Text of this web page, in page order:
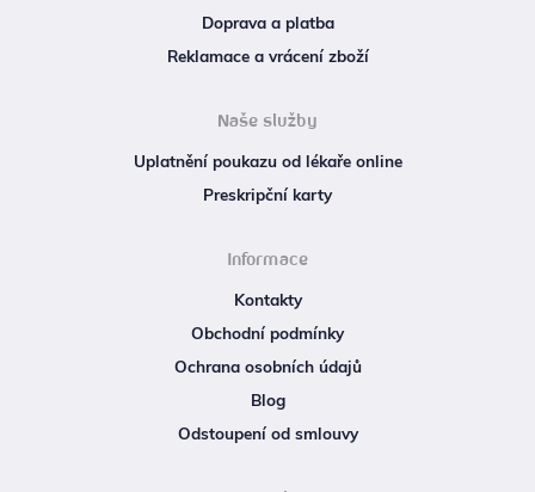
Doprava a platba
Reklamace a vrácení zboží
Naše služby
Uplatnění poukazu od lékaře online
Preskripční karty
Informace
Kontakty
Obchodní podmínky
Ochrana osobních údajů
Blog
Odstoupení od smlouvy